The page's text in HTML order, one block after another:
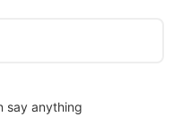
say anything